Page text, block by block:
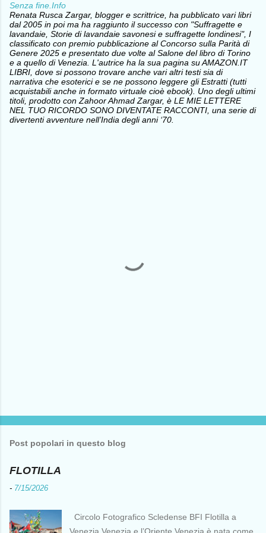
Senza fine.Info
Renata Rusca Zargar, blogger e scrittrice, ha pubblicato vari libri
dal 2005 in poi ma ha raggiunto il successo con "Suffragette e
lavandaie, Storie di lavandaie savonesi e suffragette londinesi", I
classificato con premio pubblicazione al Concorso sulla Parità di
Genere 2025 e presentato due volte al Salone del libro di Torino
e a quello di Venezia. L'autrice ha la sua pagina su AMAZON.IT
LIBRI, dove si possono trovare anche vari altri testi sia di
narrativa che esoterici e se ne possono leggere gli Estratti (tutti
acquistabili anche in formato virtuale cioè ebook). Uno degli ultimi
titoli, prodotto con Zahoor Ahmad Zargar, è LE MIE LETTERE
NEL TUO RICORDO SONO DIVENTATE RACCONTI, una serie di
divertenti avventure nell’India degli anni ‘70.
Post popolari in questo blog
FLOTILLA
- 7/15/2026
Circolo Fotografico Scledense BFI Flotilla a